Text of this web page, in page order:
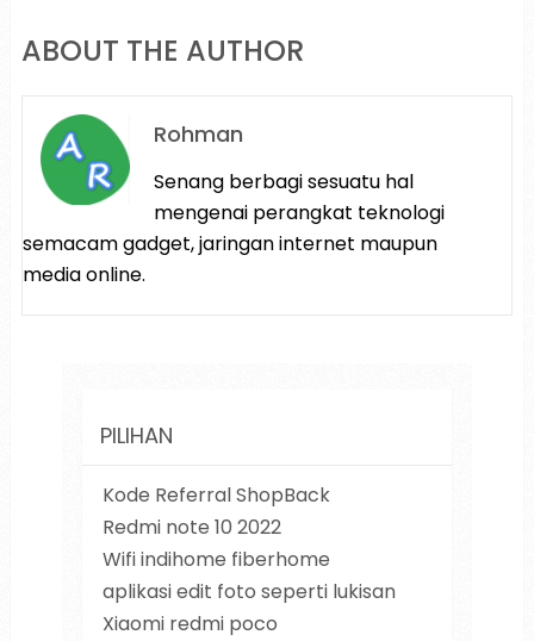
ABOUT THE AUTHOR
Rohman
Senang berbagi sesuatu hal
mengenai perangkat teknologi
semacam gadget, jaringan internet maupun
media online.
PILIHAN
Kode Referral ShopBack
Redmi note 10 2022
Wifi indihome fiberhome
aplikasi edit foto seperti lukisan
Xiaomi redmi poco